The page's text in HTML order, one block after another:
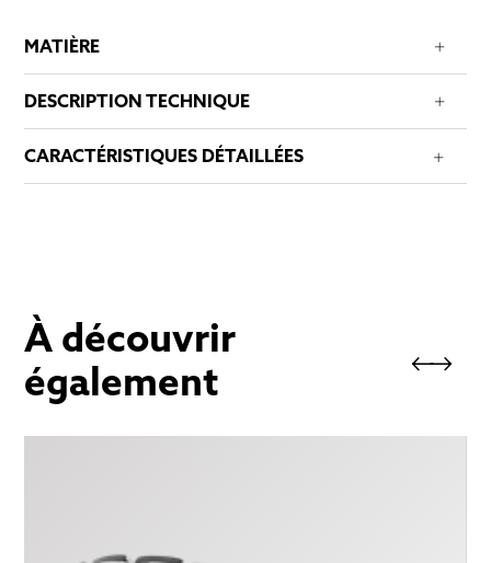
MATIÈRE
DESCRIPTION TECHNIQUE
CARACTÉRISTIQUES DÉTAILLÉES
À découvrir
également